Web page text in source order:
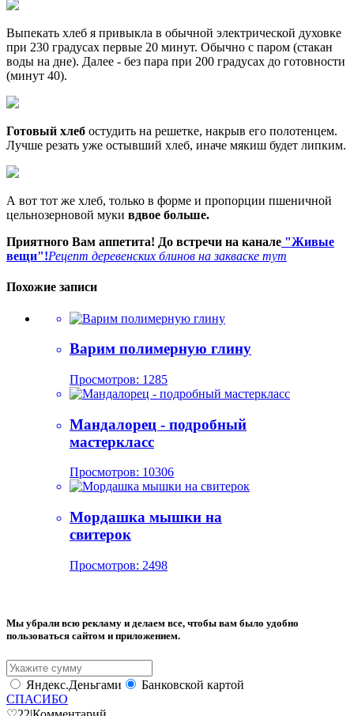
Выпекать хлеб я привыкла в обычной электрической духовке
при 230 градусах первые 20 минут. Обычно с паром (стакан
воды на дне). Далее - без пара при 200 градусах до готовности
(минут 40).
Готовый хлеб остудить на решетке, накрыв его полотенцем.
Лучше резать уже остывший хлеб, иначе мякиш будет липким.
А вот тот же хлеб, только в форме и пропорции пшеничной
цельнозерновой муки вдвое больше.
Приятного Вам аппетита! До встречи на канале "Живые
вещи"!Рецепт деревенских блинов на закваске тут
Похожие записи
Варим полимерную глину
Просмотров: 1285
Мандалорец - подробный
мастеркласс
Просмотров: 10306
Мордашка мышки на
свитерок
Просмотров: 2498
Мы убрали всю рекламу и делаем все, чтобы вам было удобно
пользоваться сайтом и приложением.
Яндекс.Деньгами
Банковской картой
СПАСИБО